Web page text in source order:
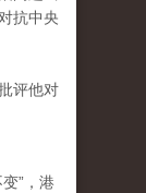
抗中央
评他对
”，港